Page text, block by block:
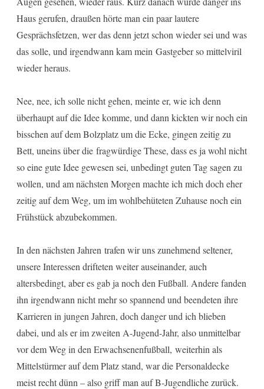
Haus gerufen, draußen hörte man ein paar lautere
Gesprächsfetzen, wer das denn jetzt schon wieder sei und was
das solle, und irgendwann kam mein Gastgeber so mittelviril
wieder heraus.
Nee, nee, ich solle nicht gehen, meinte er, wie ich denn
überhaupt auf die Idee komme, und dann kickten wir noch ein
bisschen auf dem Bolzplatz um die Ecke, gingen zeitig zu
Bett, uneins über die fragwürdige These, dass es ja wohl nicht
so eine gute Idee gewesen sei, unbedingt guten Tag sagen zu
wollen, und am nächsten Morgen machte ich mich doch eher
zeitig auf dem Weg, um im wohlbehüteten Zuhause noch ein
Frühstück abzubekommen.
In den nächsten Jahren trafen wir uns zunehmend seltener,
unsere Interessen drifteten weiter auseinander, auch
altersbedingt, aber es gab ja noch den Fußball. Andere fanden
ihn irgendwann nicht mehr so spannend und beendeten ihre
Karrieren in jungen Jahren, doch danger und ich blieben
dabei, und als er im zweiten A-Jugend-Jahr, also unmittelbar
vor dem Weg in den Erwachsenenfußball, weiterhin als
Mittelstürmer auf dem Platz stand, war die Personaldecke
meist recht dünn – also griff man auf B-Jugendliche zurück.